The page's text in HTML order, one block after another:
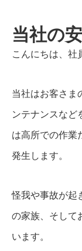
当社の
こんにちは、社
当社はお客さま
ンテナンスなど
は高所での作業
発生します。
怪我や事故が起
の家族、そして
います。